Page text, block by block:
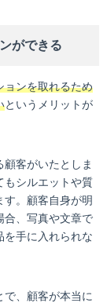
ができる
ョンを取れるため
というメリットが
客がいたとしま
もシルエットや質
。顧客自身が明
合、写真や文章で
を手に入れられな
で、顧客が本当に